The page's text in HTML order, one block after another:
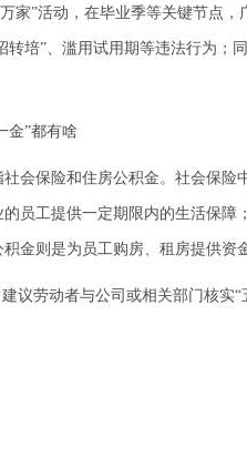
”活动，在毕业季等关键节点
培”、滥用试用期等违法行为；
金”都有啥
会保险和住房公积金。社会保
员工提供一定期限内的生活保
金则是为员工购房、租房提供资
劳动者与公司或相关部门核实“